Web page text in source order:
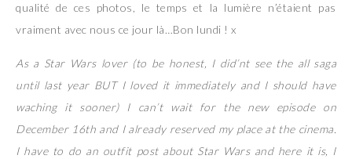
qualité de ces photos, le temps et la lumière n’étaient pas
vraiment avec nous ce jour là…Bon lundi ! x
As a Star Wars lover (to be honest, I did’nt see the all saga
until last year BUT I loved it immediately and I should have
waching it sooner) I can’t wait for the new episode on
December 16th and I already reserved my place at the cinema.
I have to do an outfit post about Star Wars and here it is, I